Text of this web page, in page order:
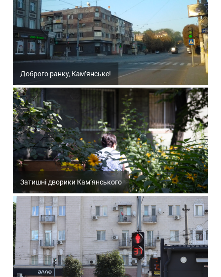
Доброго ранку, Кам’янське!
Затишні дворики Кам’янського